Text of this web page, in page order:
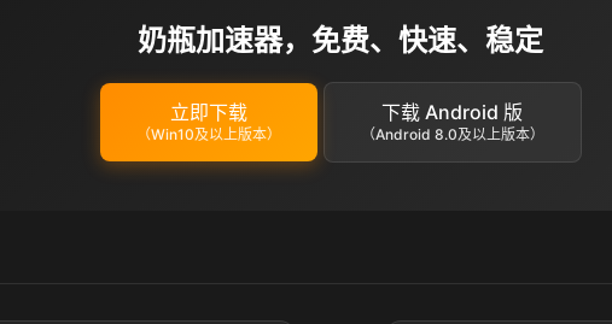
奶瓶加速器，免费、快速、稳定
立即下载
（Win10及以上版本）
下载 Android 版
（Android 8.0及以上版本）